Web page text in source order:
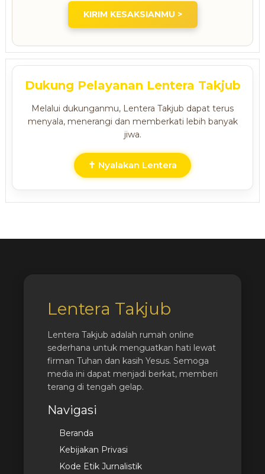
KIRIM KESAKSIANMU >
Dukung Pelayanan Lentera Takjub
Melalui dukunganmu, Lentera Takjub dapat terus
menyala, menerangi dan memberkati lebih banyak
jiwa.
✝ Nyalakan Lentera
Lentera Takjub
Lentera Takjub adalah rumah online
sederhana untuk menguatkan hati lewat
firman Tuhan dan kasih Yesus. Semoga
media ini dapat menjadi berkat, memberi
terang di tengah gelap.
Navigasi
Beranda
Kebijakan Privasi
Kode Etik Jurnalistik